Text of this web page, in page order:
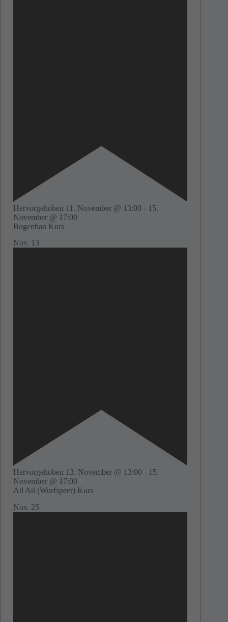
Hervorgehoben 11. November @ 13:00 - 15.
November @ 17:00
Bogenbau Kurs
Nov. 13
Hervorgehoben 13. November @ 13:00 - 15.
November @ 17:00
Atl Atl (Wurfspeer) Kurs
Nov. 25